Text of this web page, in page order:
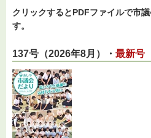
クリックするとPDFファイルで市
す。
137号（2026年8月）・ 最新号